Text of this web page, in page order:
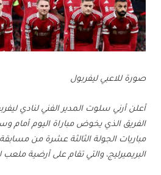
صورة للاعبي ليفربول
أعلن أرني سلوت المدير الفني لنادي
الفريق الذي يخوض مباراة اليوم أمام
مباريات الجولة الثالثة عشرة من مسابقة
البريميرليج، والتي تقام على أرضية ملعب